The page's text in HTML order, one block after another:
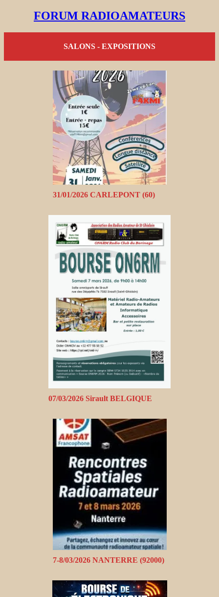
FORUM RADIOAMATEURS
SALONS - EXPOSITIONS
31/01/2026 CARLEPONT (60)
07/03/2026 Sirault BELGIQUE
7-8/03/2026 NANTERRE (92000)